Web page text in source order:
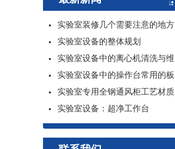
实验室装修几个需要注意的地方
实验室设备的整体规划
实验室设备中的离心机清洗与维
实验室设备中的操作台常用的板
实验室专用全钢通风柜工艺材质
实验室设备：超净工作台